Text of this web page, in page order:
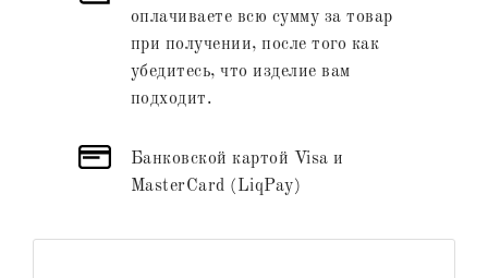
оплачиваете всю сумму за товар
при получении, после того как
убедитесь, что изделие вам
подходит.
Банковской картой Visa и
MasterCard (LiqPay)